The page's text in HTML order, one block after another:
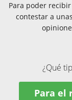
Para poder
contestar a
¿Qué
Para el